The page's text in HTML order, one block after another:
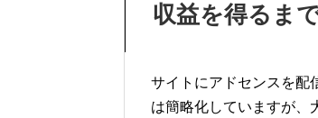
収益を得るま
サイトにアドセンスを配
は簡略化していますが、